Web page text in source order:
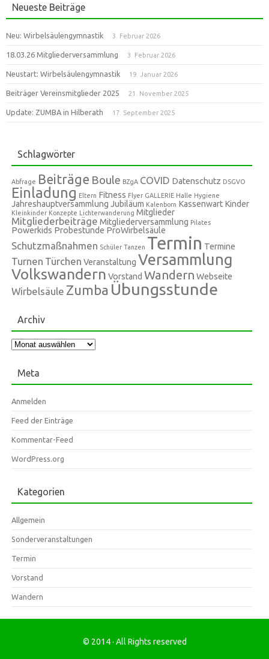
Neueste Beiträge
Neu: Wirbelsäulengymnastik 3. Februar 2026
18.03.26 Mitgliederversammlung 3. Februar 2026
Neustart: Wirbelsäulengymnastik 19. Januar 2026
Beiträger Vereinsmitglieder 2025 21. November 2025
Update: ZUMBA in Hilberath 17. September 2025
Schlagwörter
Abfrage Beiträge Boule BZgA COVID Datenschutz DSGVO
Einladung Eltern Fitness Flyer GALLERIE Halle Hygiene
Jahreshauptversammlung Jubiläum Kalenborn Kassenwart Kinder
Kleinkinder Konzepte Lichterwanderung Mitglieder
Mitgliederbeiträge Mitgliederversammlung Pilates
Powerkids Probestunde ProWirbelsäule
Schutzmaßnahmen Schüler Tanzen Termin Termine
Turnen Türchen Veranstaltung Versammlung
Volkswandern Vorstand Wandern Webseite
Wirbelsäule Zumba Übungsstunde
Archiv
Archiv
Meta
Anmelden
Feed der Einträge
Kommentar-Feed
WordPress.org
Kategorien
Allgemein
Sonderveranstaltungen
Termin
Vorstand
Wandern
© 2014 · All Rights reserved